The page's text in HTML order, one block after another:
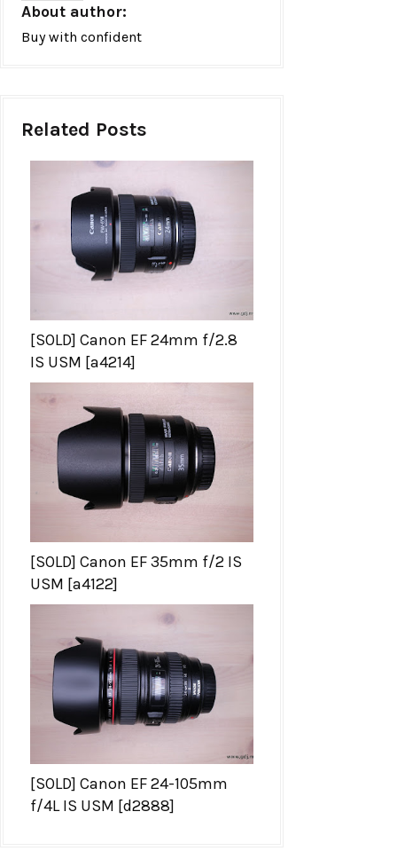
About author:
Buy with confident
Related Posts
[SOLD] Canon EF 24mm f/2.8
IS USM [a4214]
[SOLD] Canon EF 35mm f/2 IS
USM [a4122]
[SOLD] Canon EF 24-105mm
f/4L IS USM [d2888]